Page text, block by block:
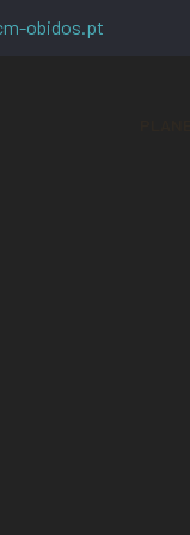
obidos.pt